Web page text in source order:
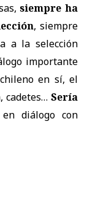
siempre ha
, siempre
a la selección
importante
en sí, el
cadetes… Sería
diálogo con